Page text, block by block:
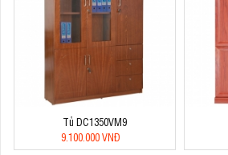
Tủ DC1350VM9
9.100.000 VNĐ